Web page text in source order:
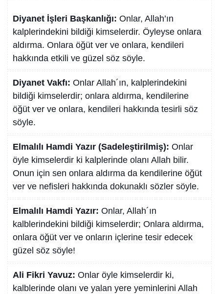
Diyanet İşleri Başkanlığı: Onlar, Allah’ın
kalplerindekini bildiği kimselerdir. Öyleyse onlara
aldırma. Onlara öğüt ver ve onlara, kendileri
hakkında etkili ve güzel söz söyle.
Diyanet Vakfı: Onlar Allah´ın, kalplerindekini
bildiği kimselerdir; onlara aldırma, kendilerine
öğüt ver ve onlara, kendileri hakkında tesirli söz
söyle.
Elmalılı Hamdi Yazır (Sadeleştirilmiş): Onlar
öyle kimselerdir ki kalplerinde olanı Allah bilir.
Onun için sen onlara aldırma da kendilerine öğüt
ver ve nefisleri hakkında dokunaklı sözler söyle.
Elmalılı Hamdi Yazır: Onlar, Allah´ın
kalblerindekini bildiği kimselerdir; Onlara aldırma,
onlara öğüt ver ve onların içlerine tesir edecek
güzel söz söyle!
Ali Fikri Yavuz: Onlar öyle kimselerdir ki,
kalblerinde olanı ve yalan yere yeminlerini Allah